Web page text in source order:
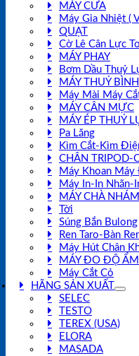
MÁY CƯA
Máy Gia Nhiệt (
QUẠT
Cờ Lê Cân Lực
MÁY PHAY
Bơm Dầu Thuỷ
MÁY THUỶ
Máy Mài Máy
MÁY CÂN MỰC
MÁY ÉP THUỶ
Pa Lăng
Kìm Cắt-Kìm
CHÂN TRIPOD-
Máy Khoan Máy
Máy In-In Nhãn-
MÁY CHÀ
Tời
Súng Bắn Bulong
Ren Taro-Bàn
Máy Hút Chân
MÁY ĐO ĐỘ ẨM
Máy Cắt Cỏ
HÃNG SẢN XUẤT
SELEC
TESTO
TEREX (USA)
ELORA
MASADA